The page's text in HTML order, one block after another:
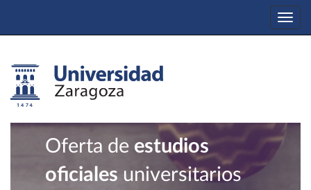
Oferta de estudios
oficiales universitarios